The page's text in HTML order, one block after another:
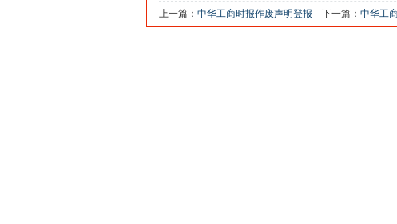
上一篇： 中华工商时报作废声明登报 下一篇： 中华工